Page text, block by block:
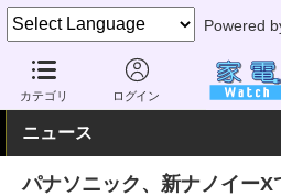
Powered
カテゴリ ログイン
家電 Watch 空調家電 エアコン
ニュース
パナソニック、新ナノイーX